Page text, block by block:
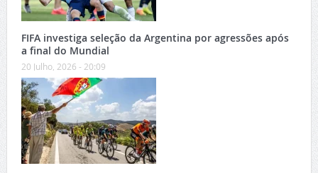
FIFA investiga seleção da Argentina por agressões após
a final do Mundial
20 Julho, 2026 - 20:09